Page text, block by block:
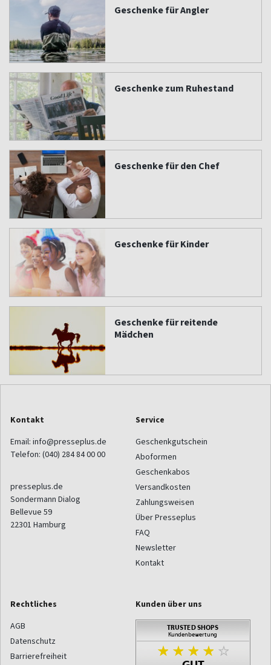
Geschenke für Angler
Geschenke zum Ruhestand
Geschenke für den Chef
Geschenke für Kinder
Geschenke für reitende
Mädchen
Kontakt
Email: info@presseplus.de
Telefon: (040) 284 84 00 00
presseplus.de
Sondermann Dialog
Bellevue 59
22301 Hamburg
Service
Geschenkgutschein
Aboformen
Geschenkabos
Versandkosten
Zahlungsweisen
Über Presseplus
FAQ
Newsletter
Kontakt
Rechtliches
AGB
Datenschutz
Barrierefreiheit
Kunden über uns